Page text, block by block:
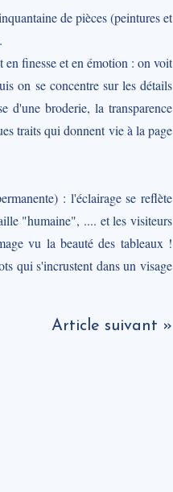
de pièces (peintures et
.
finesse et en émotion : on voit
on se concentre sur les détails
d'une broderie, la transparence
traits qui donnent vie à la page
: l'éclairage se reflète
"humaine", .... et les visiteurs
vu la beauté des tableaux !
qui s'incrustent dans un visage
Article suivant »